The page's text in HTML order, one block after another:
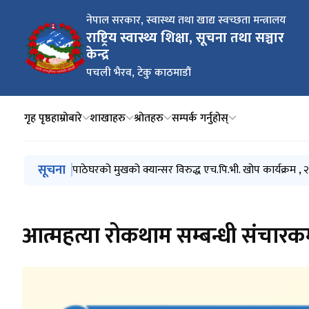
नेपाल सरकार, स्वास्थ्य तथा खाद्य स्वच्छता मन्त्रालय
राष्ट्रिय स्वास्थ्य शिक्षा, सूचना तथा सञ्चार
केन्द्र
पचली भैरव, टेकु काठमाडौं
गृह पृष्ठहाम्रोबारे शाखाहरु श्रोतहरु सम्पर्क गर्नुहोस्
मुख्य नेभिगेसनमा जानुहोस्
सूचना नसर्ने रोगहरूको पहिचान को लागि एक महिने अभियान: माघ
पाठेघरको मुखको क्यान्सर विरुद्ध एच.पि.भी. खोप कार्यक्रम ,
मानसिक स्वास्थ्य सचेतना अभियान २०८२
लैंगिक हिंसा र एकद्वार सङ्कट व्यवस्थापन केन्द्र
सुर्तिजन्य पदार्थको बट्टा, प्याकेट, -यापर्स, पेटी तथा पार्सल,
आत्महत्या रोकथाम सम्बन्धी